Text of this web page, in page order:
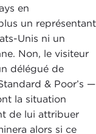
en
un représentant
Unis ni un
Non, le visiteur
délégué de
& Poor’s —
la situation
de lui attribuer
alors si ce